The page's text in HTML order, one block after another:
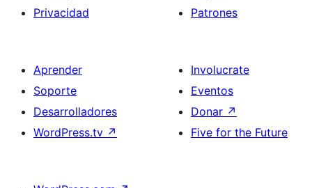
Privacidad
Patrones
Aprender
Soporte
Desarrolladores
WordPress.tv ↗
Involucrate
Eventos
Donar ↗
Five for the Future